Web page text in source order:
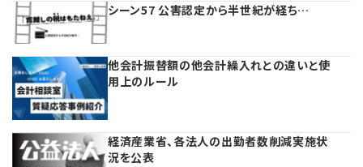
【連載】非営利法人AtoZei
【連載】労務管理の歩き方
【連載】AI活用のすすめ
【連載】IT実務一問一答
シーン57 公害認定から半世紀が経ち…
他会計振替額の他会計繰入れとの違いと使
用上のルール
経済産業省、各法人の出勤者数削減実施状
況を公表